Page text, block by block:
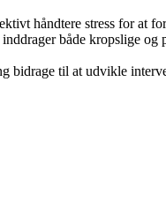
håndtere stress for at
både kropslige og
til at udvikle